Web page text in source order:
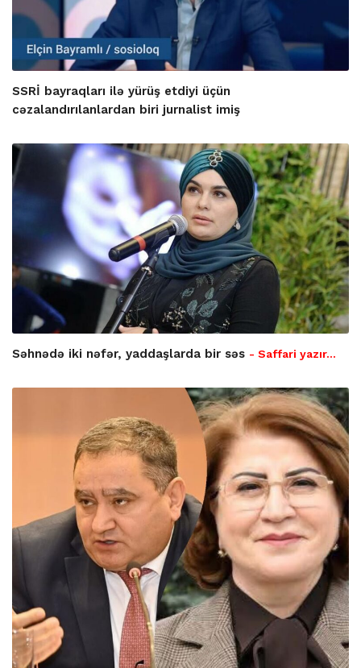
SSRİ bayraqları ilə yürüş etdiyi üçün
cəzalandırılanlardan biri jurnalist imiş
Səhnədə iki nəfər, yaddaşlarda bir səs - Saffari yazır…